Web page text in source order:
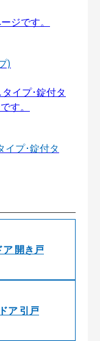
)
イプ･錠付タ
開き戸
ア 引戸